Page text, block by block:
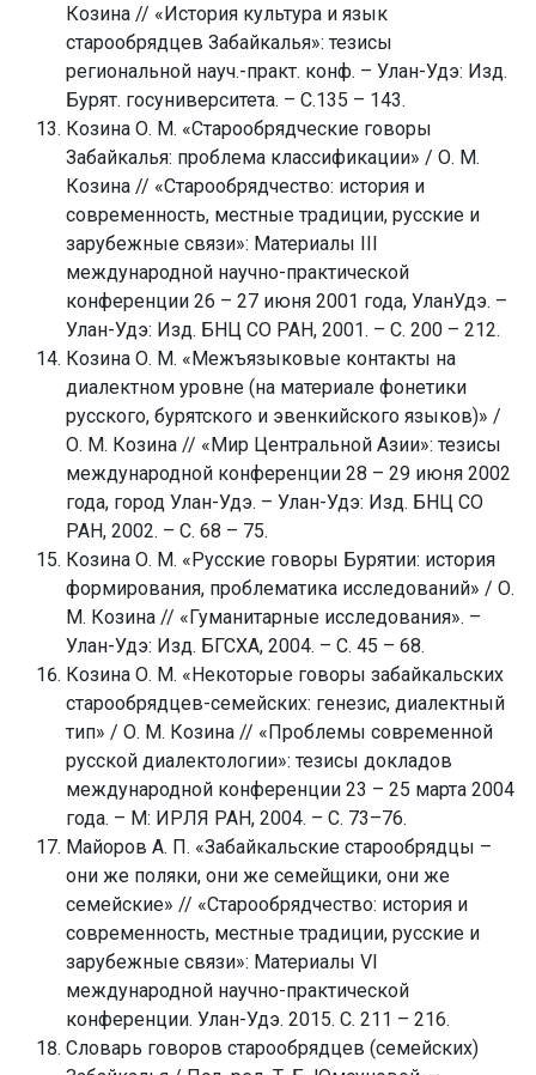
Козина // «История культура и язык
старообрядцев Забайкалья»: тезисы
региональной науч.-практ. конф. – Улан-Удэ: Изд.
Бурят. госуниверситета. – С.135 – 143.
Козина О. М. «Старообрядческие говоры
Забайкалья: проблема классификации» / О. М.
Козина // «Старообрядчество: история и
современность, местные традиции, русские и
зарубежные связи»: Материалы III
международной научно-практической
конференции 26 – 27 июня 2001 года, УланУдэ. –
Улан-Удэ: Изд. БНЦ СО РАН, 2001. – С. 200 – 212.
Козина О. М. «Межъязыковые контакты на
диалектном уровне (на материале фонетики
русского, бурятского и эвенкийского языков)» /
О. М. Козина // «Мир Центральной Азии»: тезисы
международной конференции 28 – 29 июня 2002
года, город Улан-Удэ. – Улан-Удэ: Изд. БНЦ СО
РАН, 2002. – С. 68 – 75.
Козина О. М. «Русские говоры Бурятии: история
формирования, проблематика исследований» / О.
М. Козина // «Гуманитарные исследования». –
Улан-Удэ: Изд. БГСХА, 2004. – С. 45 – 68.
Козина О. М. «Некоторые говоры забайкальских
старообрядцев-семейских: генезис, диалектный
тип» / О. М. Козина // «Проблемы современной
русской диалектологии»: тезисы докладов
международной конференции 23 – 25 марта 2004
года. – М: ИРЛЯ РАН, 2004. – С. 73–76.
Майоров А. П. «Забайкальские старообрядцы –
они же поляки, они же семейщики, они же
семейские» // «Старообрядчество: история и
современность, местные традиции, русские и
зарубежные связи»: Материалы VI
международной научно-практической
конференции. Улан-Удэ. 2015. С. 211 – 216.
Словарь говоров старообрядцев (семейских)